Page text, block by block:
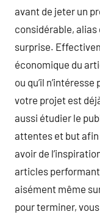
avant de jeter un
considérable, alias
surprise.
économique du
ou qu’il
votre projet est
aussi étudier le
attentes et but
avoir de
articles
aisément même
pour terminer,